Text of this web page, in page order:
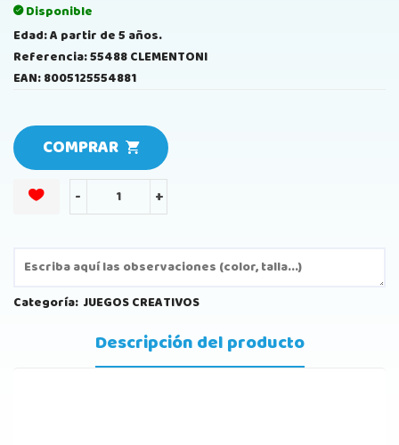
Disponible
Edad: A partir de 5 años.
Referencia: 55488 CLEMENTONI
EAN: 8005125554881
COMPRAR
- +
Categoría: JUEGOS CREATIVOS
Descripción del producto